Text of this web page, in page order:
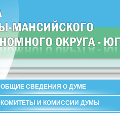
ОБЩИЕ СВЕДЕНИЯ О ДУМЕ
КОМИТЕТЫ И КОМИССИИ ДУМЫ